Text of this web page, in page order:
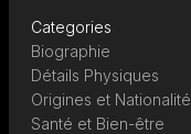
Categories
Biographie
Détails Physiques
Origines et Nationalité
Santé et Bien-être